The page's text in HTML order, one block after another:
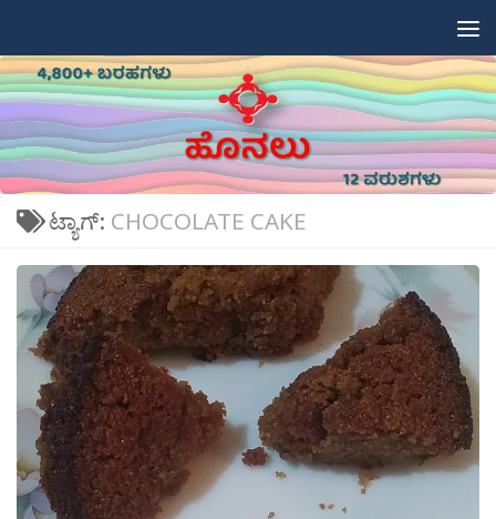
ಟ್ಯಾಗ್: CHOCOLATE CAKE